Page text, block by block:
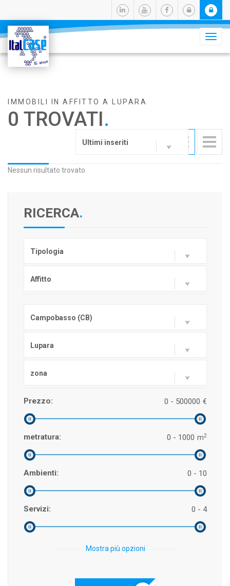
IMMOBILI IN AFFITTO A LUPARA
0 TROVATI.
Ultimi inseriti
Nessun risultato trovato
RICERCA.
Tipologia
Affitto
Campobasso (CB)
Lupara
zona
Prezzo: €
0 - 500000
metratura: m2
0 - 1000
Ambienti: 0 - 10
Servizi: 0 - 4
Mostra più opzioni